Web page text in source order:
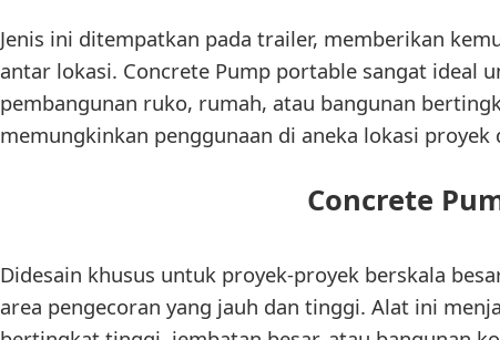
Jenis ini ditempatkan pada trailer, memberikan
antar lokasi. Concrete Pump portable sangat ideal
pembangunan ruko, rumah, atau bangunan
memungkinkan penggunaan di aneka lokasi proyek
Concrete
Didesain khusus untuk proyek-proyek berskala
area pengecoran yang jauh dan tinggi. Alat ini